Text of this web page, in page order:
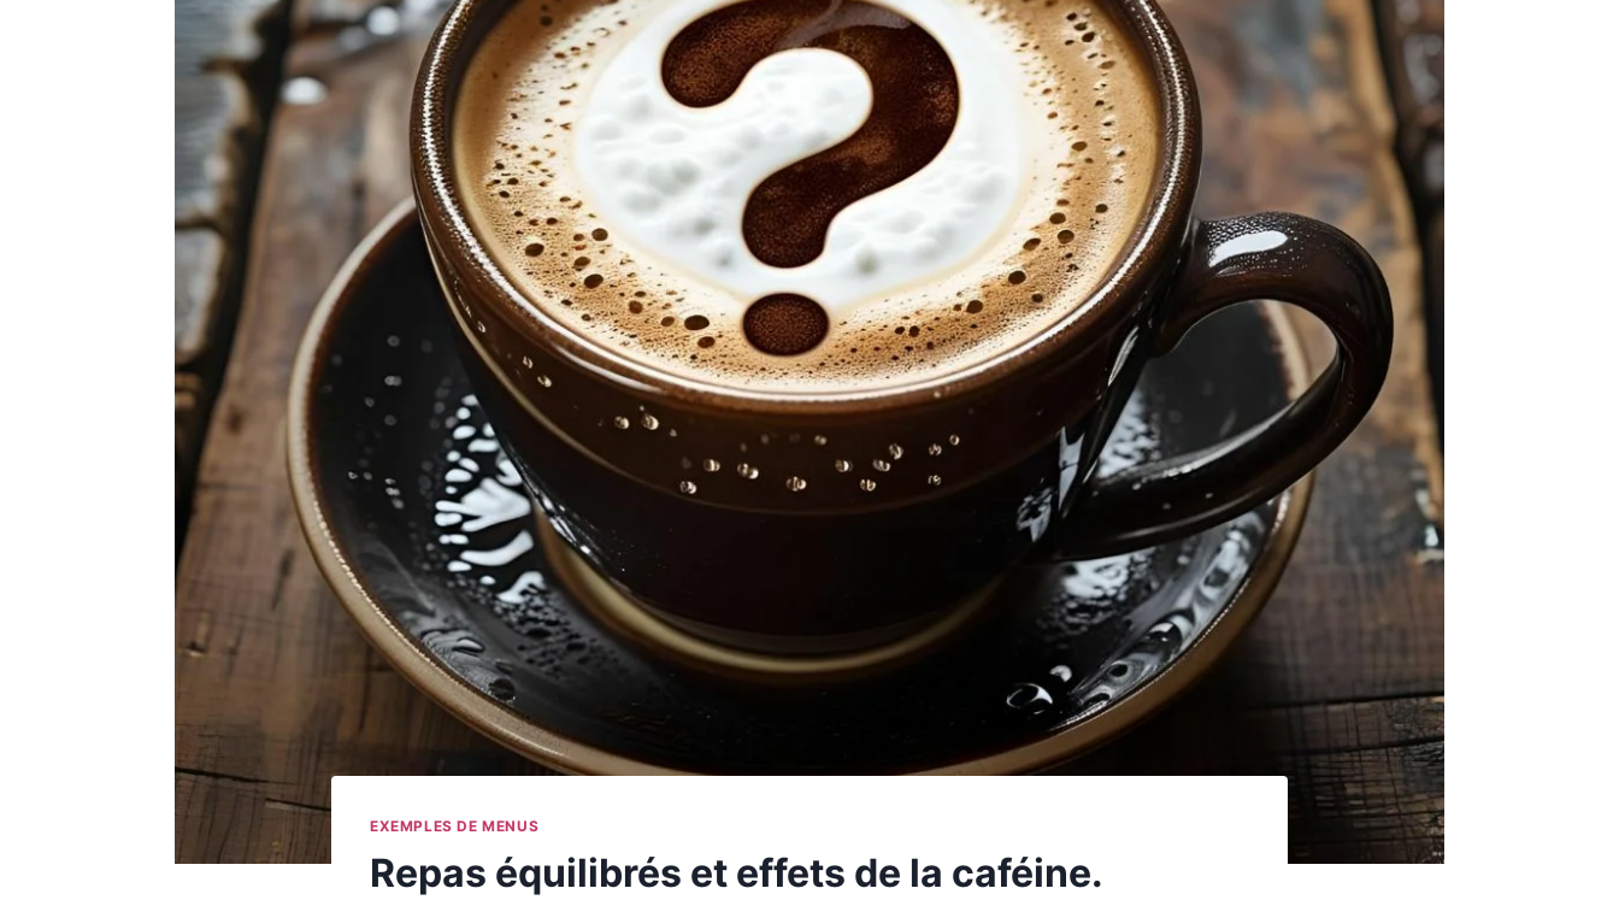
EXEMPLES DE MENUS
Repas équilibrés et effets de la caféine.